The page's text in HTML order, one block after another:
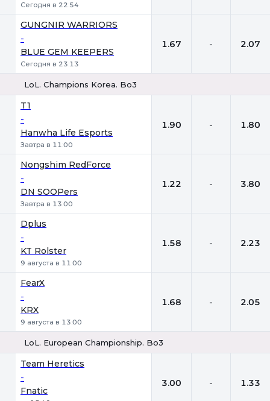
Сегодня в 22:54
GUNGNIR WARRIORS
-
BLUE GEM KEEPERS
Сегодня в 23:13
1.67 - 2.07
LoL. Champions Korea. Bo3
T1
-
Hanwha Life Esports
Завтра в 11:00
1.90 - 1.80
Nongshim RedForce
-
DN SOOPers
Завтра в 13:00
1.22 - 3.80
Dplus
-
KT Rolster
9 августа в 11:00
1.58 - 2.23
FearX
-
KRX
9 августа в 13:00
1.68 - 2.05
LoL. European Championship. Bo3
Team Heretics
-
Fnatic
3.00 - 1.33